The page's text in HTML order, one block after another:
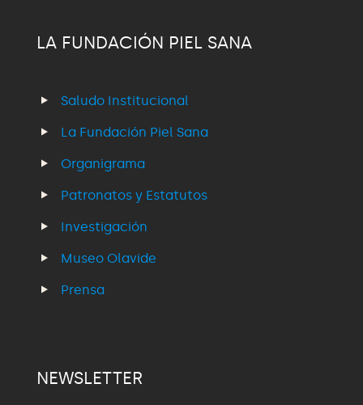
LA FUNDACIÓN PIEL SANA
Saludo Institucional
La Fundación Piel Sana
Organigrama
Patronatos y Estatutos
Investigación
Museo Olavide
Prensa
NEWSLETTER